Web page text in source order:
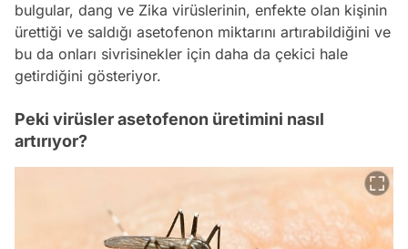
bulgular, dang ve Zika virüslerinin, enfekte olan kişinin
ürettiği ve saldığı asetofenon miktarını artırabildiğini ve
bu da onları sivrisinekler için daha da çekici hale
getirdiğini gösteriyor.
Peki virüsler asetofenon üretimini nasıl
artırıyor?